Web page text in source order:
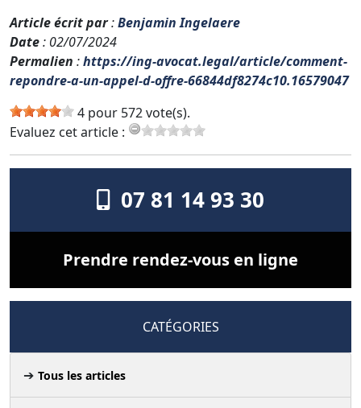
Article écrit par:Benjamin Ingelaere
Date: 02/07/2024
Permalien :https://ing-avocat.legal/article/comment-
repondre-a-un-appel-d-offre-66844df8274c10.16579047
4 pour 572 vote(s).
Evaluez cet article :
07 81 14 93 30
Prendre rendez-vous en ligne
CATÉGORIES
Tous les articles